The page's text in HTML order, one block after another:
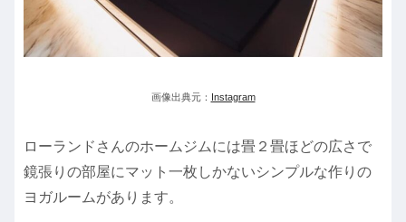
画像出典元： Instagram
ローランドさんのホームジムには畳２畳ほどの広さで
鏡張りの部屋にマット一枚しかないシンプルな作りの
ヨガルームがあります。